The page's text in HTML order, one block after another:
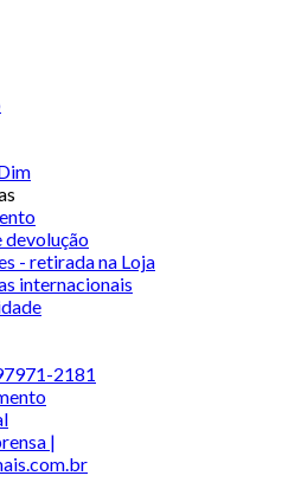
devolução
- retirada na Loja
internacionais
2181
|